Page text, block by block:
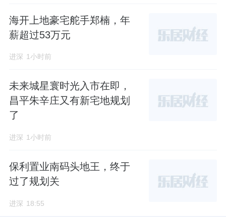
理为毛中义。
据公开资料，毛中义是振业集团深圳公司党支
部书记执行董事。
目前股权方面，振业天发由振业集团、
团、光明建设集团分别持有 、30%、
30%
没错，天境云玺项目地块，是由三家深圳国企
拿下并开发的。
今年 6月27日，深圳光明中心区宅地A509-0074
号地块出让。
海开上地豪宅舵手郑楠，年
薪超过53万元
进深 1小时前
未来城星寰时光入市在即，
昌平朱辛庄又有新宅地规划
了
进深 1小时前
保利置业南码头地王，终于
过了规划关
进深 18:55